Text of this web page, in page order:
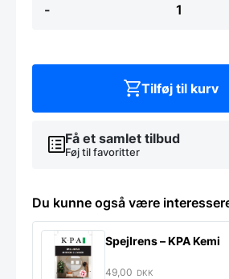
-
Cm
Få et samlet tilbud
Føj til favoritter
Tilføj til kurv
Du kunne også være
Spejlrens – KPA Kemi
49,00 DKK